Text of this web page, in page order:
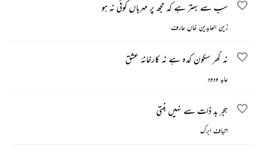
سب سے بہتر ہے کہ مجھ پر مہرباں کوئی نہ ہو
زین العابدین خاں عارف
نہ گھر سکون کدہ ہے نہ کارخانۂ عشق
عابد ودود
ہجر بد ذات سے نہیں بنتی
اتباف ابرک